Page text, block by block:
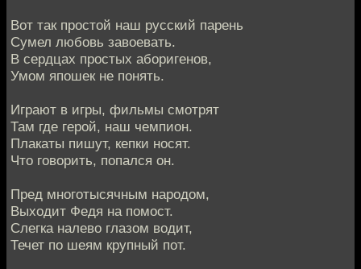
Вот так простой наш русский парень
Сумел любовь завоевать.
В сердцах простых аборигенов,
Умом япошек не понять.
Играют в игры, фильмы смотрят
Там где герой, наш чемпион.
Плакаты пишут, кепки носят.
Что говорить, попался он.
Пред многотысячным народом,
Выходит Федя на помост.
Слегка налево глазом водит,
Течет по шеям крупный пот.